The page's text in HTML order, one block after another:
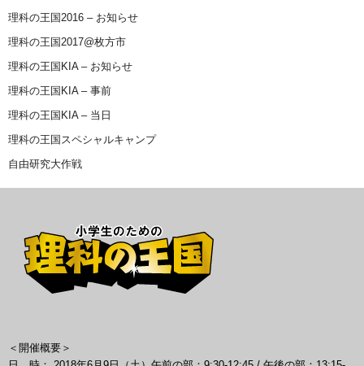
理科の王国2016 – お知らせ
理科の王国2017@枚方市
理科の王国KIA – お知らせ
理科の王国KIA – 事前
理科の王国KIA – 当日
理科の王国スペシャルキャンプ
自由研究大作戦
＜開催概要＞